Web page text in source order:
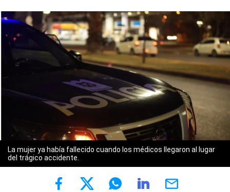
La mujer ya había fallecido cuando los médicos llegaron al lugar
del trágico accidente.